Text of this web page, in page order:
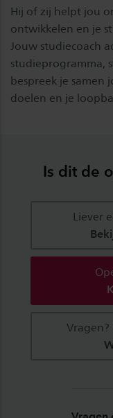
Hij of zij helpt jou
ontwikkelen en je
Jouw studiecoach
studieprogramma,
bespreek je samen
doelen en je
Is dit de
Liever
Vragen?